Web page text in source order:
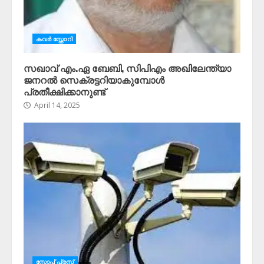
കവർ സ്റ്റോറി
സഖാവ് എം.ഏ ബേബി, സിപിഎം അഖിലേന്ത്യാ
ജനറൽ സെക്രട്ടറിയാകുമ്പോൾ
പ്രതീക്ഷിക്കാനുണ്ട്
April 14, 2025
സ്റ്റോപ്പ്‌ പ്രസ്‌